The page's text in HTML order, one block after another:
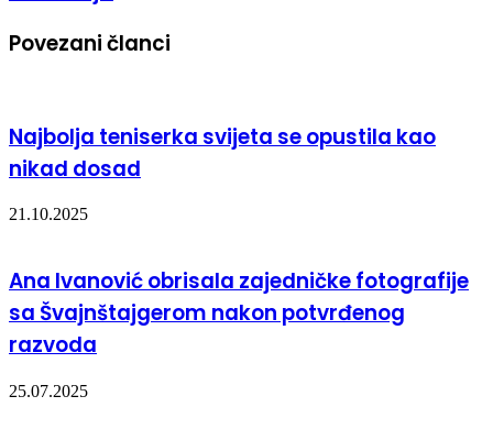
Povezani članci
Najbolja teniserka svijeta se opustila kao
nikad dosad
21.10.2025
Ana Ivanović obrisala zajedničke fotografije
sa Švajnštajgerom nakon potvrđenog
razvoda
25.07.2025